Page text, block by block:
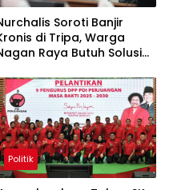
Soroti Banjir
di Tripa, Warga
Raya Butuh Solusi
Politik